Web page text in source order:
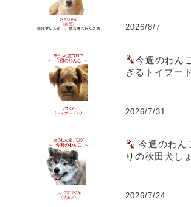
2026/8/7
今週のわん
ぎるトイプー
2026/7/31
今週のわん
りの秋田犬し
2026/7/24